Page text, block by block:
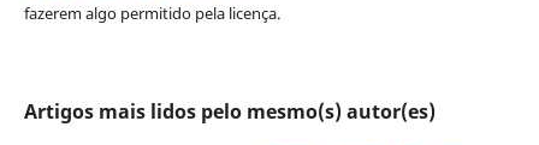
fazerem algo permitido pela licença.
Artigos mais lidos pelo mesmo(s) autor(es)